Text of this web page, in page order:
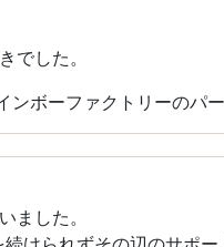
でした。
ボーファクトリーのパー
ました。